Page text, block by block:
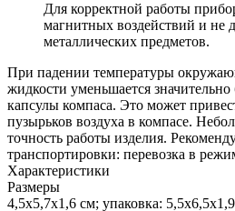
Для корректной работы
магнитных воздействий и не
металлических предметов.
При падении температуры
жидкости уменьшается
капсулы компаса. Это может
пузырьков воздуха в компасе.
точность работы изделия.
транспортировки: перевозка в
Характеристики
Размеры
4,5x5,7x1,6 см; упаковка: